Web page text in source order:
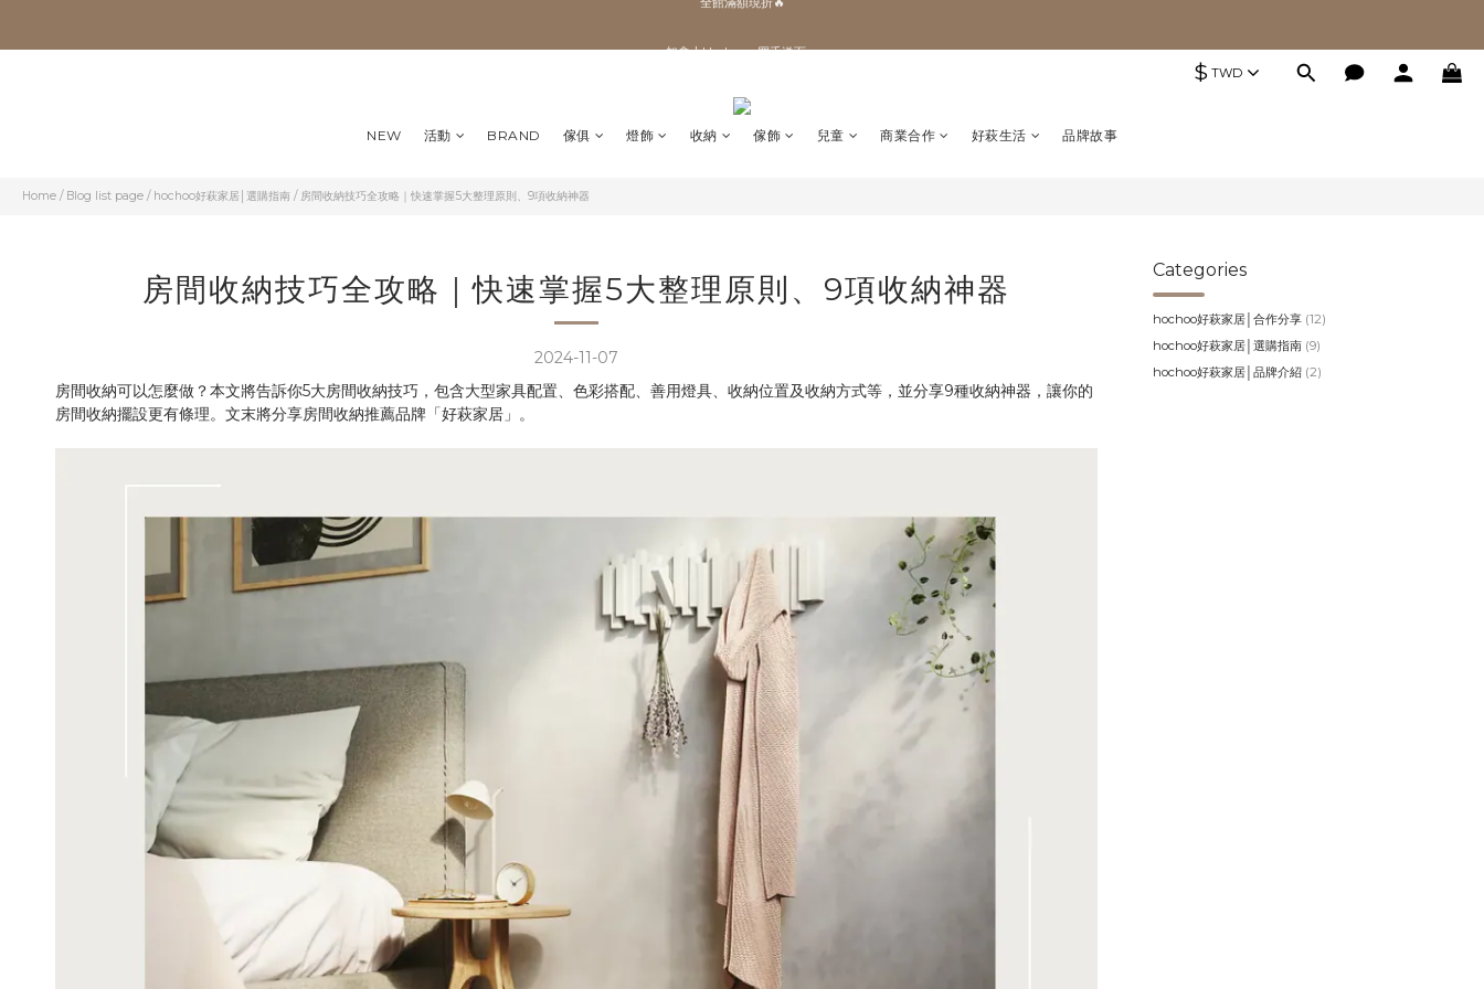
$ TWD
NEW 活動 BRAND 傢俱 燈飾 收納 傢飾 兒童 商業合作 好萩生活 品牌故事
Home / Blog list page / hochoo好萩家居│選購指南 / 房間收納技巧全攻略｜快速掌握5大整理原則、9項收納神器
房間收納技巧全攻略｜快速掌握5大整理原則、9項收納神器
2024-11-07
房間收納可以怎麼做？本文將告訴你5大房間收納技巧，包含大型家具配置、色彩搭配、善用燈具、收納位置及收納方式等，並分享9種收納神器，讓你的
房間收納擺設更有條理。文末將分享房間收納推薦品牌「好萩家居」。
Categories
hochoo好萩家居│合作分享 (12)
hochoo好萩家居│選購指南 (9)
hochoo好萩家居│品牌介紹 (2)